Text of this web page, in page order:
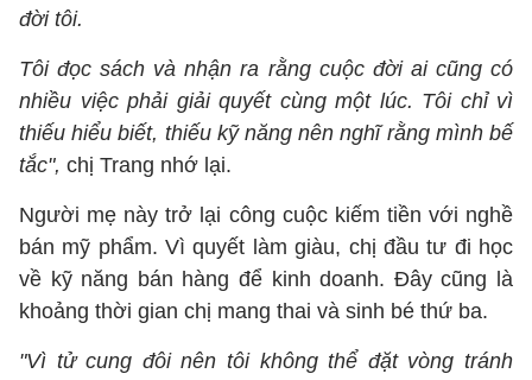
đời tôi.
Tôi đọc sách và nhận ra rằng cuộc đời ai cũng có
nhiều việc phải giải quyết cùng một lúc. Tôi chỉ vì
thiếu hiểu biết, thiếu kỹ năng nên nghĩ rằng mình bế
tắc", chị Trang nhớ lại.
Người mẹ này trở lại công cuộc kiếm tiền với nghề
bán mỹ phẩm. Vì quyết làm giàu, chị đầu tư đi học
về kỹ năng bán hàng để kinh doanh. Đây cũng là
khoảng thời gian chị mang thai và sinh bé thứ ba.
"Vì tử cung đôi nên tôi không thể đặt vòng tránh